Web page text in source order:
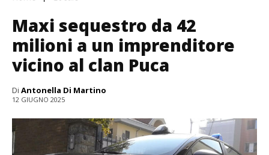
Maxi sequestro da 42
milioni a un imprenditore
vicino al clan Puca
Di Antonella Di Martino
12 GIUGNO 2025